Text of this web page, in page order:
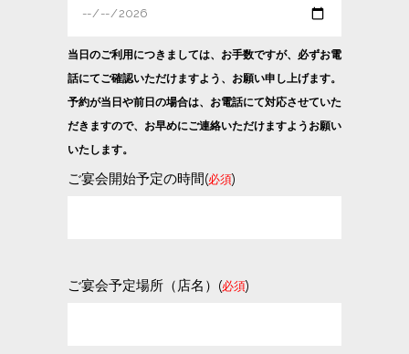
当日のご利用につきましては、お手数ですが、必ずお電
話にてご確認いただけますよう、お願い申し上げます。
予約が当日や前日の場合は、お電話にて対応させていた
だきますので、お早めにご連絡いただけますようお願い
いたします。
ご宴会開始予定の時間(必須)
ご宴会予定場所（店名）(必須)